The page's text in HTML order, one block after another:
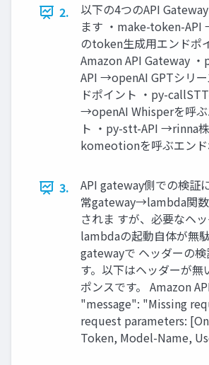
2.
以下の4つのAPI
ます ・make-token-
のtoken生成用エンドポ
Amazon API Gateway
API →openAI GPTシリ
ドポイント ・py-
→openAI Whisperを呼
ト ・py-stt-API →rinna
komeotionを呼ぶエン
3.
API gateway側での検証
常gateway→lambda関
されま すが、必要なヘ
lambdaの起動自体が無
gatewayで ヘッダーの検
す。以下はヘッダーが無
ポンスです。 Amazon
"message": "Missing
request parameters:
Token, Model-Name,